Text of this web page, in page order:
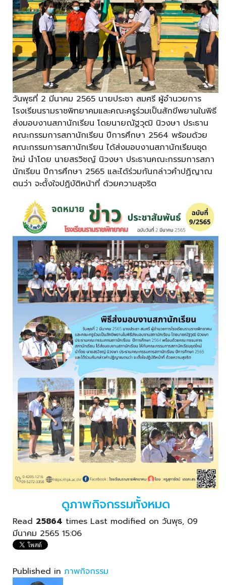
วันพุธที่ 2 มีนาคม 2565 นายประชา สมศรี ผู้อำนวยการ
โรงเรียนรามราชพิทยาคมและคณะครูร่วมเป็นสักขีพยานในพิธี
ส่งมอบงานสภานักเรียน โดยนายณัฐวุฒิ นิวงษา ประธาน
คณะกรรมการสภานักเรียน ปีการศึกษา 2564 พร้อมด้วย
คณะกรรมการสภานักเรียน ได้ส่งมอบงานสภานักเรียนชุด
ใหม่ นำโดย นายสรวิชญ์ นิวงษา ประธานคณะกรรมการสภา
นักเรียน ปีการศึกษา 2565 และได้ร่วมกันกล่าวคำปฏิญาณ
ตนว่า จะตั้งใจปฏิบัติหน้าที่ ด้วยความสุจริต
ดูภาพกิจกรรมทั้งหมด
Read 25864 times Last modified on วันพุธ, 09
มีนาคม 2565 15:06
Published in ภาพกิจกรรม